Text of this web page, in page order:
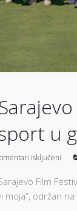
u
isključeni
Film
moja”, održan